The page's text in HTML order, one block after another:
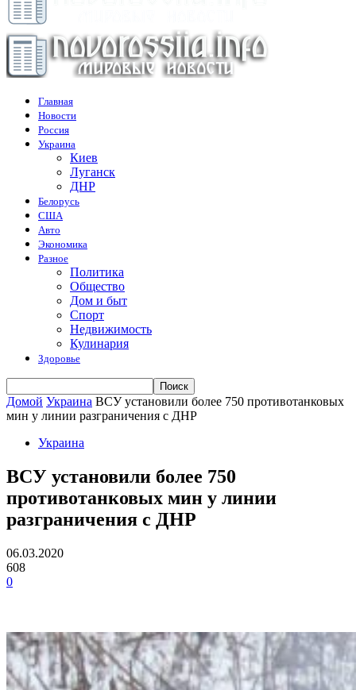
Главная
Новости
Россия
Украина
Киев
Луганск
ДНР
Белорусь
США
Авто
Экономика
Разное
Политика
Общество
Дом и быт
Спорт
Недвижимость
Кулинария
Здоровье
Домой Украина ВСУ установили более 750 противотанковых
мин у линии разграничения с ДНР
Украина
ВСУ установили более 750
противотанковых мин у линии
разграничения с ДНР
06.03.2020
608
0